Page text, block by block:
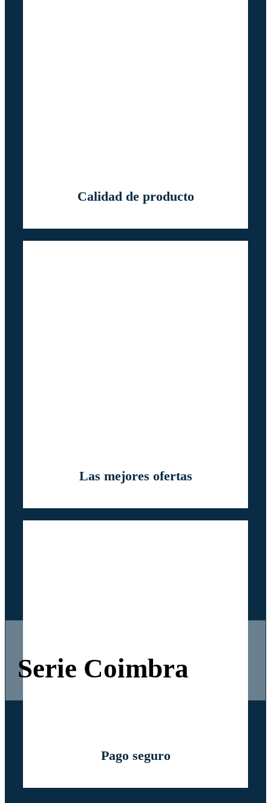
Serie Coimbra
Calidad de producto
Las mejores ofertas
Pago seguro